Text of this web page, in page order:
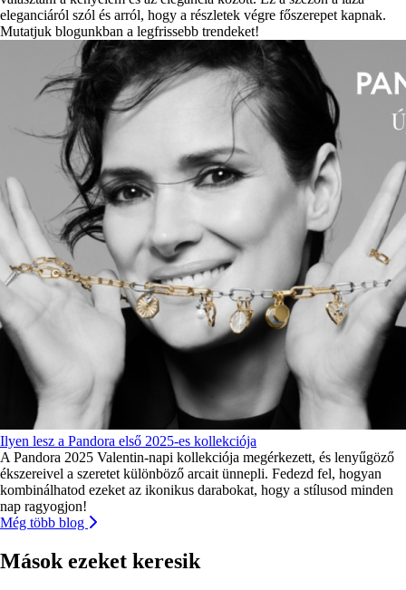
eleganciáról szól és arról, hogy a részletek végre főszerepet kapnak.
Mutatjuk blogunkban a legfrissebb trendeket!
Ilyen lesz a Pandora első 2025-es kollekciója
A Pandora 2025 Valentin-napi kollekciója megérkezett, és lenyűgöző
ékszereivel a szeretet különböző arcait ünnepli. Fedezd fel, hogyan
kombinálhatod ezeket az ikonikus darabokat, hogy a stílusod minden
nap ragyogjon!
Még több blog
Mások ezeket keresik